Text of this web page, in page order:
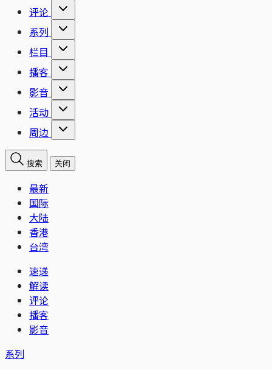
评论
系列
栏目
播客
影音
活动
周边
搜索 关闭
最新
国际
大陆
香港
台湾
速递
解读
评论
播客
影音
系列